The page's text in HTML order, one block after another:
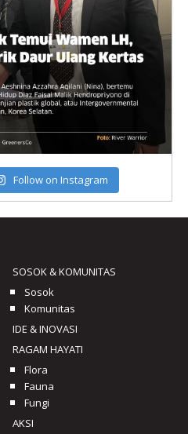
Follow on Instagram
SOSOK & KOMUNITAS
Sosok
Komunitas
IDE & INOVASI
RAGAM HAYATI
Flora
Fauna
Fungi
AKSI